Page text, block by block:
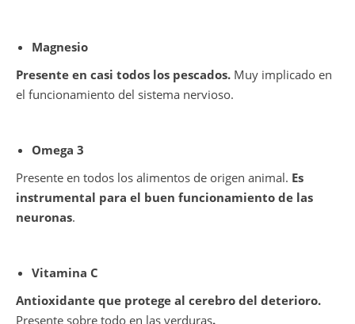
Magnesio
Presente en casi todos los pescados. Muy implicado en
el funcionamiento del sistema nervioso.
Omega 3
Presente en todos los alimentos de origen animal. Es
instrumental para el buen funcionamiento de las
neuronas.
Vitamina C
Antioxidante que protege al cerebro del deterioro.
Presente sobre todo en las verduras.